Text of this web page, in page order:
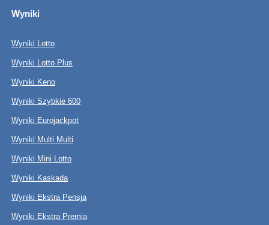
Wyniki
Wyniki Lotto
Wyniki Lotto Plus
Wyniki Keno
Wyniki Szybkie 600
Wyniki Eurojackpot
Wyniki Multi Multi
Wyniki Mini Lotto
Wyniki Kaskada
Wyniki Ekstra Pensja
Wyniki Ekstra Premia